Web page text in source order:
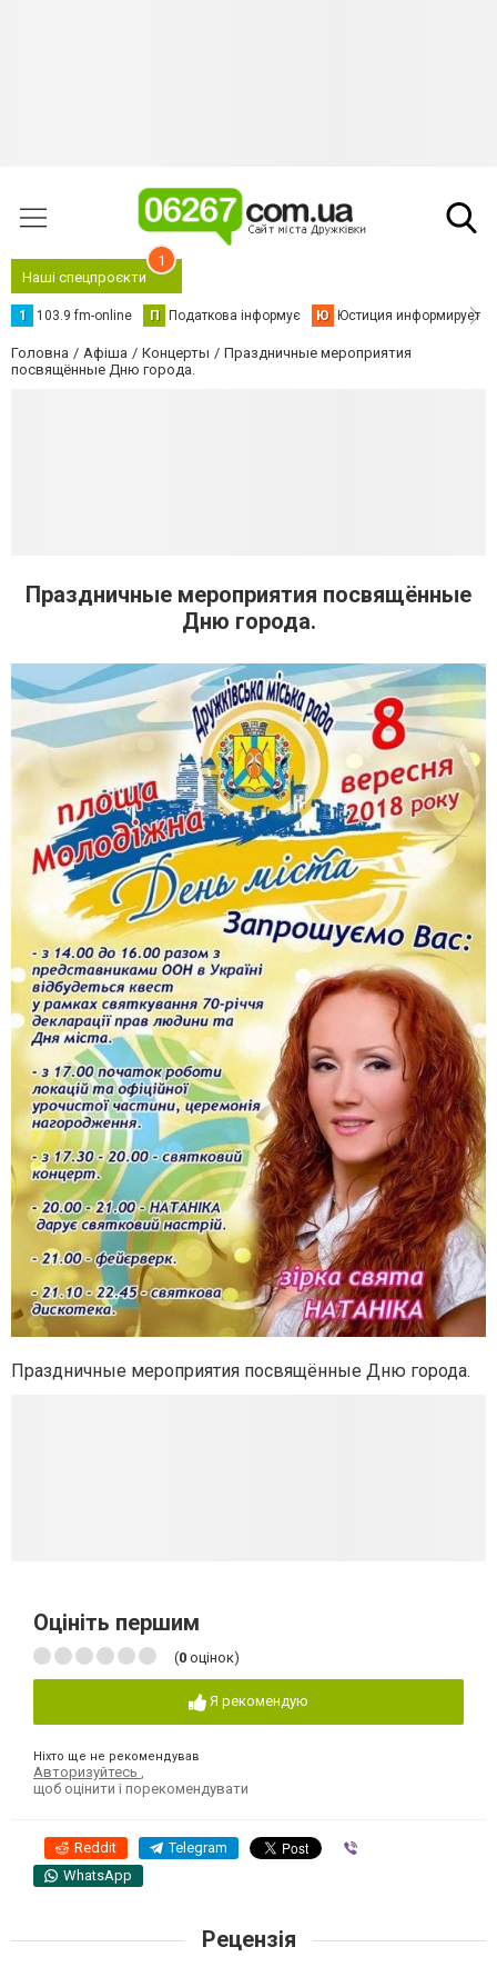
Наші спецпроєкти
1
1 103.9 fm-online П Податкова інформує Ю Юстиция информирует
Головна Афіша Концерты
Праздничные мероприятия
посвящённые Дню города.
Праздничные мероприятия посвящённые
Дню города.
Праздничные мероприятия посвящённые Дню города.
Оцініть першим
(0 оцінок)
Я рекомендую
Ніхто ще не рекомендував
Авторизуйтесь
щоб оцінити і порекомендувати
Reddit Telegram
WhatsApp
Рецензія